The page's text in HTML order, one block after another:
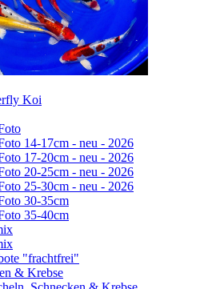
Koi
14-17cm - neu - 2026
17-20cm - neu - 2026
20-25cm - neu - 2026
25-30cm - neu - 2026
30-35cm
35-40cm
"frachtfrei"
& Krebse